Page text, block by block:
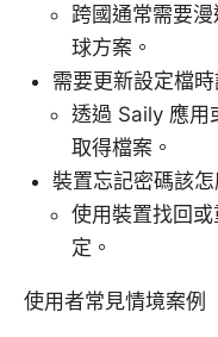
跨國通常需要
球方案。
需要更新設定檔時
透過 Saily 應用
取得檔案。
裝置忘記密碼該怎
使用裝置找回
定。
使用者常見情境案例